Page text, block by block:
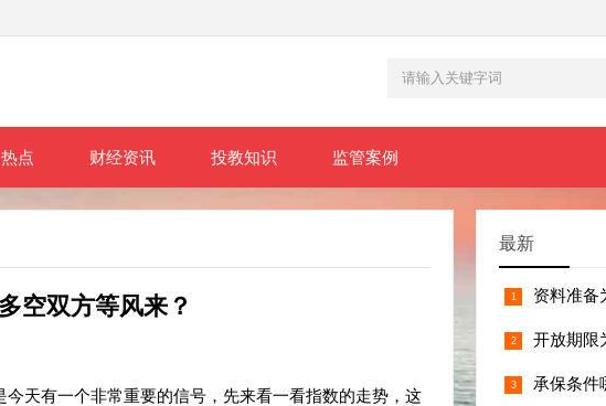
热点 财经资讯 投教知识 监管案例
空双方等风来？
天有一个非常重要的信号，先来看一看指数的走势，这
最新
资料准备
开放期限
承保条件